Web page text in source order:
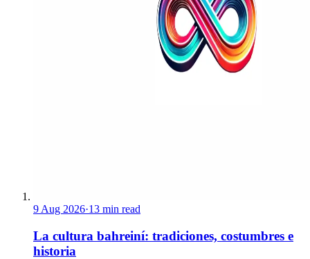
9 Aug 2026·13 min read
La cultura bahreiní: tradiciones, costumbres e
historia